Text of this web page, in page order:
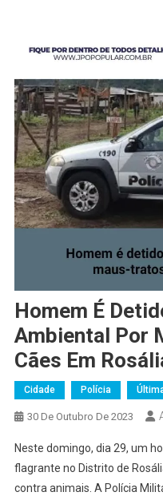
Homem É
Ambiental Por
Cães Em
Cidade Polícia
30 De Outubro De 2023
Neste domingo, dia 29, um
flagrante no Distrito de
contra animais. A Polícia